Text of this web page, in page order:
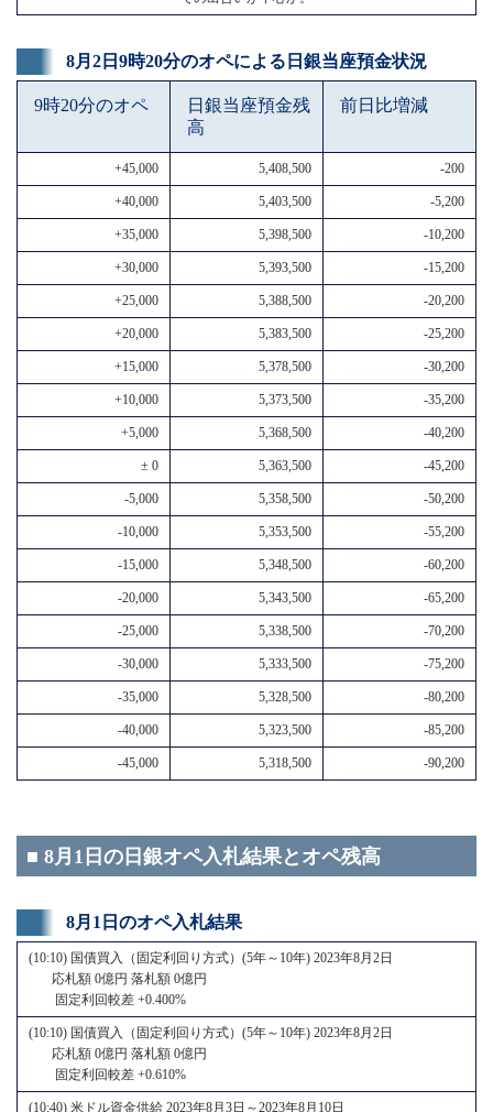
8月2日9時20分のオペによる日銀当座預金状況
9時20分のオペ
日銀当座預金残
高
前日比増減
+45,000 5,408,500 -200
+40,000 5,403,500 -5,200
+35,000 5,398,500 -10,200
+30,000 5,393,500 -15,200
+25,000 5,388,500 -20,200
+20,000 5,383,500 -25,200
+15,000 5,378,500 -30,200
+10,000 5,373,500 -35,200
+5,000 5,368,500 -40,200
± 0 5,363,500 -45,200
-5,000 5,358,500 -50,200
-10,000 5,353,500 -55,200
-15,000 5,348,500 -60,200
-20,000 5,343,500 -65,200
-25,000 5,338,500 -70,200
-30,000 5,333,500 -75,200
-35,000 5,328,500 -80,200
-40,000 5,323,500 -85,200
-45,000 5,318,500 -90,200
■ 8月1日の日銀オペ入札結果とオペ残高
8月1日のオペ入札結果
(10:10) 国債買入（固定利回り方式）(5年～10年) 2023年8月2日
応札額 0億円 落札額 0億円
固定利回較差 +0.400%
(10:10) 国債買入（固定利回り方式）(5年～10年) 2023年8月2日
応札額 0億円 落札額 0億円
固定利回較差 +0.610%
(10:40) 米ドル資金供給 2023年8月3日～2023年8月10日